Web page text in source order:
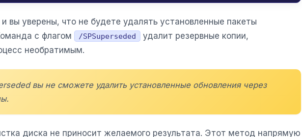
уверены, что не будете удалять установленные пакеты
с флагом
/SPSuperseded
удалит резервные копии,
необратимым.
вы не сможете удалить установленные обновления через
диска не приносит желаемого результата. Этот метод напрямую